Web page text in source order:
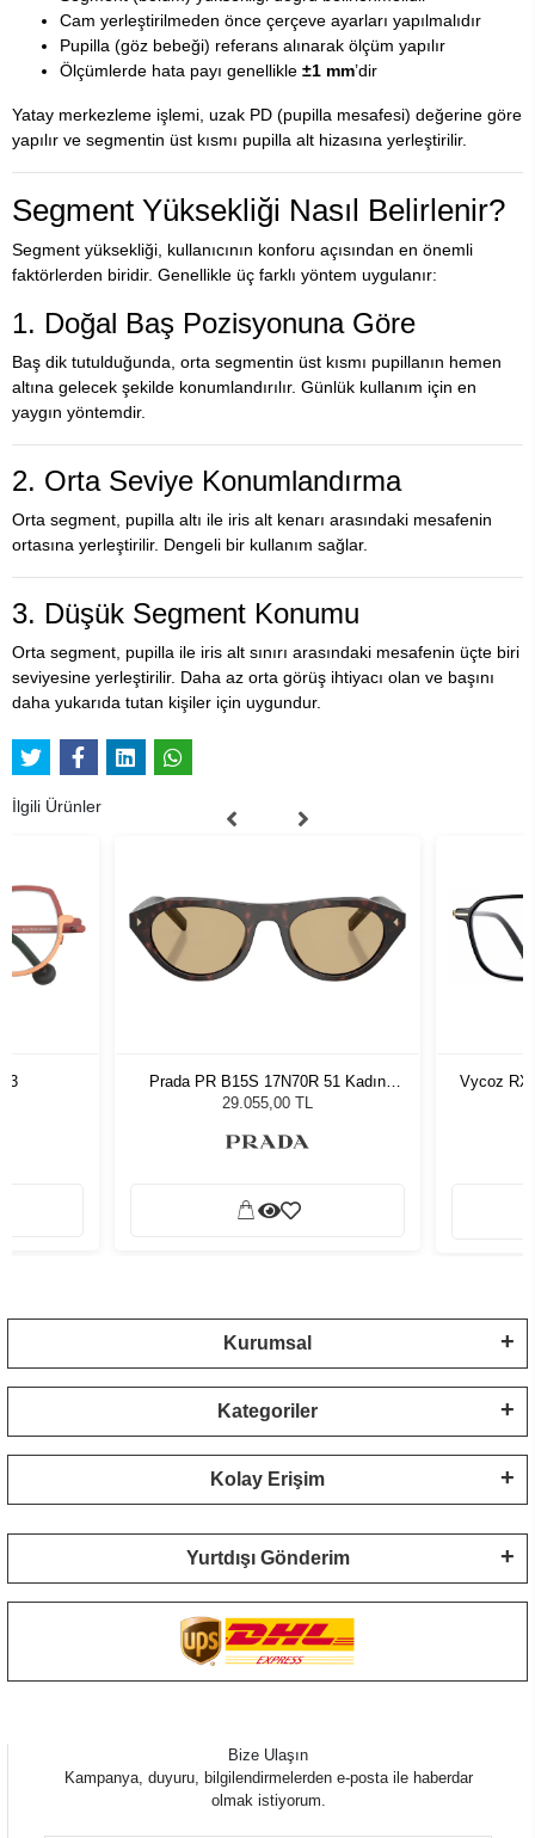
Cam yerleştirilmeden önce çerçeve ayarları yapılmalıdır
Pupilla (göz bebeği) referans alınarak ölçüm yapılır
Ölçümlerde hata payı genellikle ±1 mm’dir
Yatay merkezleme işlemi, uzak PD (pupilla mesafesi) değerine göre
yapılır ve segmentin üst kısmı pupilla alt hizasına yerleştirilir.
Segment Yüksekliği Nasıl Belirlenir?
Segment yüksekliği, kullanıcının konforu açısından en önemli
faktörlerden biridir. Genellikle üç farklı yöntem uygulanır:
1. Doğal Baş Pozisyonuna Göre
Baş dik tutulduğunda, orta segmentin üst kısmı pupillanın hemen
altına gelecek şekilde konumlandırılır. Günlük kullanım için en
yaygın yöntemdir.
2. Orta Seviye Konumlandırma
Orta segment, pupilla altı ile iris alt kenarı arasındaki mesafenin
ortasına yerleştirilir. Dengeli bir kullanım sağlar.
3. Düşük Segment Konumu
Orta segment, pupilla ile iris alt sınırı arasındaki mesafenin üçte biri
seviyesine yerleştirilir. Daha az orta görüş ihtiyacı olan ve başını
daha yukarıda tutan kişiler için uygundur.
İlgili Ürünler
Prada PR B15S 17N70R 51 Kadın
Güneş Gözlüğü
29.055,00 TL
Vycoz RX
Kurumsal
Kategoriler
Kolay Erişim
Yurtdışı Gönderim
Bize Ulaşın
Kampanya, duyuru, bilgilendirmelerden e-posta ile haberdar
olmak istiyorum.